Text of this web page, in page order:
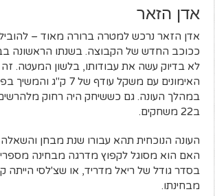
אדן הזאר
אדן הזאר נרכש למטרה ברורה מאוד –
ככוכב החדש של הקבוצה. בשנתו הראשונה
לא בדיוק עשה את עבודותו, בלשון המעטה.
האימונים עם משקל עודף של 7
במהלך העונה. גם כששיחק היה רחוק
ב22 משחקים.
העונה הנוכחית תהא עבורו שנת מבחן
האם הוא מסוגל לקפוץ מדרגה מבחינה
בסדר גודל של ריאל מדריד, או שצ'לסי הייתה
מבחינתו.